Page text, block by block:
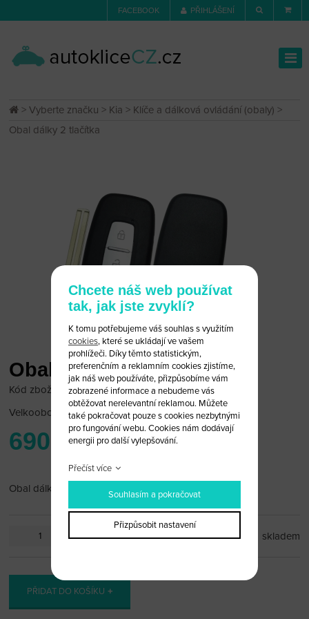
FACEBOOK PŘIHLÁŠENÍ
>Vyberte značku > Kia > Klíče a dálková ovládání (obaly) >
Obal dálky 2 tlačítka
Obal dálky 2 tlačítka
Kód zboží: Kia 2/D
Velkoobchodní cena:po přihlášení
690 Kč
Obal dálky Kia 2 tlačítka
ks skladem
PŘIDAT DO KOŠÍKU
Chcete náš web používat
tak, jak jste zvyklí?
K tomu potřebujeme váš souhlas s využitím
cookies, které se ukládají ve vašem
prohlížeči. Díky těmto statistickým,
preferenčním a reklamním cookies zjistíme,
jak náš web používáte, přizpůsobíme vám
zobrazené informace a nebudeme vás
obtěžovat nerelevantní reklamou. Můžete
také pokračovat pouze s cookies nezbytnými
pro fungování webu. Cookies nám dodávají
energii pro další vylepšování.
Přečíst více
Souhlasím a pokračovat
Přizpůsobit nastavení